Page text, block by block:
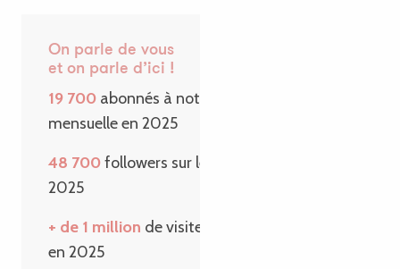
On parle de vous
et on parle d’ici !
19 700 abonnés à notre Newsletter
mensuelle en 2025
48 700followers sur les réseaux sociaux en
2025
+ de 1 million de visiteurs sur le site internet
en 2025